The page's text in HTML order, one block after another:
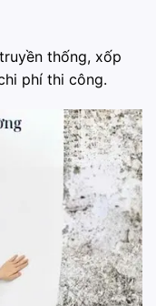
thống, xốp
phí thi công.